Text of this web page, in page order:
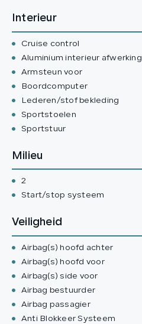
Interieur
Cruise control
Aluminium interieur afwerking
Armsteun voor
Boordcomputer
Lederen/stof bekleding
Sportstoelen
Sportstuur
Milieu
2
Start/stop systeem
Veiligheid
Airbag(s) hoofd achter
Airbag(s) hoofd voor
Airbag(s) side voor
Airbag bestuurder
Airbag passagier
Anti Blokkeer Systeem